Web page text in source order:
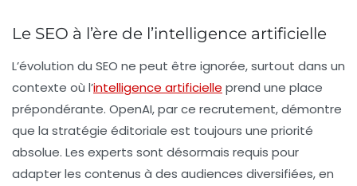
Le SEO à l’ère de l’intelligence artificielle
L’évolution du SEO ne peut être ignorée, surtout dans un
contexte où l’intelligence artificielle prend une place
prépondérante. OpenAI, par ce recrutement, démontre
que la stratégie éditoriale est toujours une priorité
absolue. Les experts sont désormais requis pour
adapter les contenus à des audiences diversifiées, en